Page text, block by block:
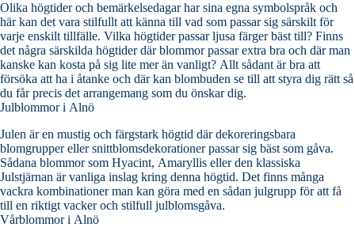
Olika högtider och bemärkelsedagar har sina egna symbolspråk och
här kan det vara stilfullt att känna till vad som passar sig särskilt för
varje enskilt tillfälle. Vilka högtider passar ljusa färger bäst till? Finns
det några särskilda högtider där blommor passar extra bra och där man
kanske kan kosta på sig lite mer än vanligt? Allt sådant är bra att
försöka att ha i åtanke och där kan blombuden se till att styra dig rätt så
du får precis det arrangemang som du önskar dig.
Julblommor i Alnö
Julen är en mustig och färgstark högtid där dekoreringsbara
blomgrupper eller snittblomsdekorationer passar sig bäst som gåva.
Sådana blommor som Hyacint, Amaryllis eller den klassiska
Julstjärnan är vanliga inslag kring denna högtid. Det finns många
vackra kombinationer man kan göra med en sådan julgrupp för att få
till en riktigt vacker och stilfull julblomsgåva.
Vårblommor i Alnö